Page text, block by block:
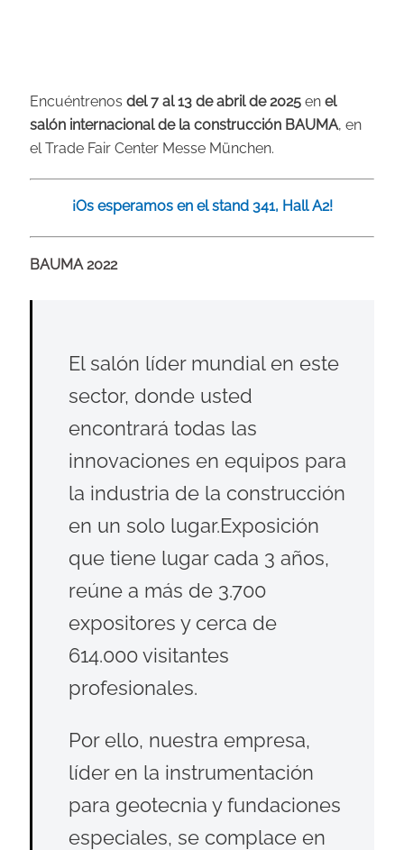
Encuéntrenos del 7 al 13 de abril de 2025en el
salón internacional de la construcción BAUMA, en
el Trade Fair Center Messe München.
¡Os esperamos en el stand 341, Hall A2!
BAUMA 2022
El salón líder mundial en este
sector, donde usted
encontrará todas las
innovaciones en equipos para
la industria de la construcción
en un solo lugar.Exposición
que tiene lugar cada 3 años,
reúne a más de 3.700
expositores y cerca de
614.000 visitantes
profesionales.
Por ello, nuestra empresa,
líder en la instrumentación
para geotecnia y fundaciones
especiales, se complace en